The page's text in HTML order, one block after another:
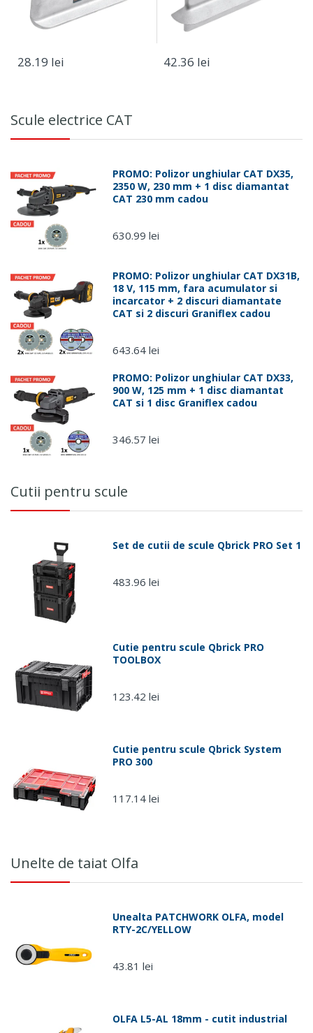
Putere: 750W
Schimbare cutit SDS
Ce este BORMANN PRO?
Sameday,
Courier
pana in
ora 15:00)
15:00)
Vineri,
dupa ora
28.19 lei 42.36 lei
Scule electrice CAT
PROMO: Polizor unghiular CAT DX35,
2350 W, 230 mm + 1 disc diamantat
CAT 230 mm cadou
630.99 lei
PROMO: Polizor unghiular CAT DX31B,
18 V, 115 mm, fara acumulator si
incarcator + 2 discuri diamantate
CAT si 2 discuri Graniflex cadou
643.64 lei
PROMO: Polizor unghiular CAT DX33,
900 W, 125 mm + 1 disc diamantat
CAT si 1 disc Graniflex cadou
346.57 lei
Cutii pentru scule
Set de cutii de scule Qbrick PRO Set 1
483.96 lei
Cutie pentru scule Qbrick PRO
TOOLBOX
123.42 lei
Cutie pentru scule Qbrick System
PRO 300
117.14 lei
Unelte de taiat Olfa
Unealta PATCHWORK OLFA, model
RTY-2C/YELLOW
43.81 lei
OLFA L5-AL 18mm - cutit industrial